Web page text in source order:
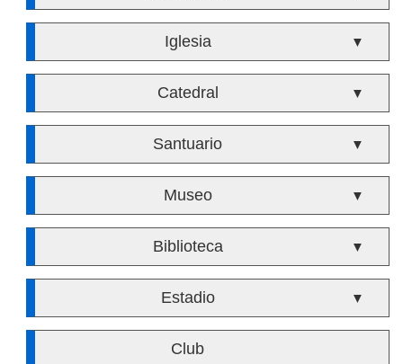
Iglesia ▼
Catedral ▼
Santuario ▼
Museo ▼
Biblioteca ▼
Estadio ▼
Club